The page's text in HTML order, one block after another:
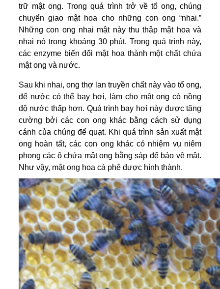
trữ mật ong. Trong quá trình trở về tổ ong, chúng
chuyển giao mật hoa cho những con ong “nhai.”
Những con ong nhai mật này thu thập mật hoa và
nhai nó trong khoảng 30 phút. Trong quá trình này,
các enzyme biến đổi mật hoa thành một chất chứa
mật ong và nước.
Sau khi nhai, ong thợ lan truyền chất này vào tổ ong,
để nước có thể bay hơi, làm cho mật ong có nồng
độ nước thấp hơn. Quá trình bay hơi này được tăng
cường bởi các con ong khác bằng cách sử dụng
cánh của chúng để quạt. Khi quá trình sản xuất mật
ong hoàn tất, các con ong khác có nhiệm vụ niêm
phong các ô chứa mật ong bằng sáp để bảo vệ mật.
Như vậy, mật ong hoa cà phê được hình thành.